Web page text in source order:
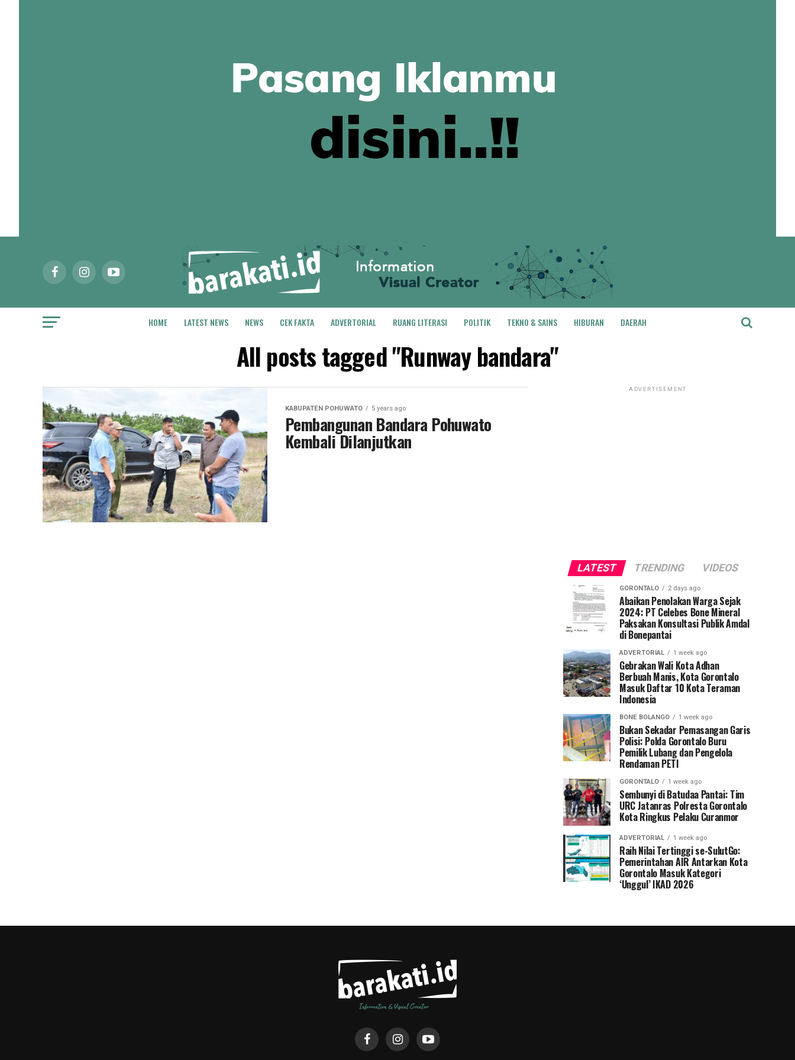
HOME LATEST NEWS NEWS CEK FAKTA ADVERTORIAL RUANG LITERASI POLITIK TEKNO & SAINS HIBURAN DAERAH
All posts tagged "Runway bandara"
KABUPATEN POHUWATO 5 years ago
Pembangunan Bandara Pohuwato
Kembali Dilanjutkan
ADVERTISEMENT
LATEST TRENDING VIDEOS
GORONTALO 2 days ago
Abaikan Penolakan Warga Sejak
2024: PT Celebes Bone Mineral
Paksakan Konsultasi Publik Amdal
di Bonepantai
ADVERTORIAL 1 week ago
Gebrakan Wali Kota Adhan
Berbuah Manis, Kota Gorontalo
Masuk Daftar 10 Kota Teraman
Indonesia
BONE BOLANGO 1 week ago
Bukan Sekadar Pemasangan Garis
Polisi: Polda Gorontalo Buru
Pemilik Lubang dan Pengelola
Rendaman PETI
GORONTALO 1 week ago
Sembunyi di Batudaa Pantai: Tim
URC Jatanras Polresta Gorontalo
Kota Ringkus Pelaku Curanmor
ADVERTORIAL 1 week ago
Raih Nilai Tertinggi se-SulutGo:
Pemerintahan AIR Antarkan Kota
Gorontalo Masuk Kategori
‘Unggul’ IKAD 2026